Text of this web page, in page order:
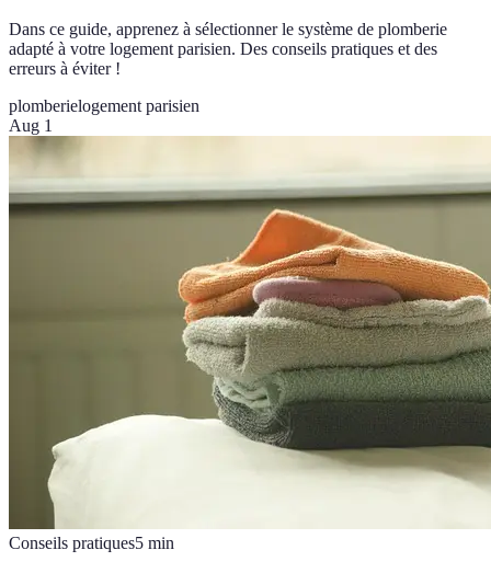
Dans ce guide, apprenez à sélectionner le système de plomberie
adapté à votre logement parisien. Des conseils pratiques et des
erreurs à éviter !
plomberielogement parisien
Aug 1
Conseils pratiques5 min